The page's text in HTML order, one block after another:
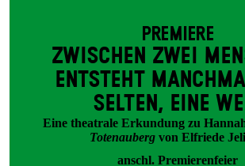
PREMIERE
ZWISCHEN ZWEI
ENT­STEHT
SELTEN, EINE
Eine theatrale Erkundung zu
Totenauberg von Elfriede
anschl. Premierenfeier